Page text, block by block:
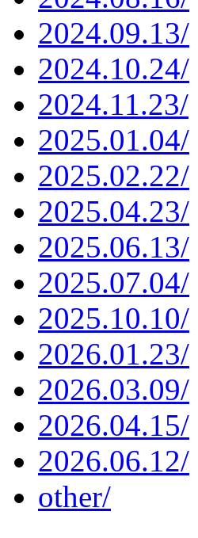
2024.09.13/
2024.10.24/
2024.11.23/
2025.01.04/
2025.02.22/
2025.04.23/
2025.06.13/
2025.07.04/
2025.10.10/
2026.01.23/
2026.03.09/
2026.04.15/
2026.06.12/
other/